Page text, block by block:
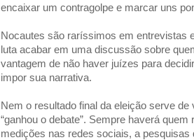
encaixar um contragolpe e marcar uns
Nocautes são raríssimos em entrevistas
luta acabar em uma discussão sobre
vantagem de não haver juízes para
impor sua narrativa.
Nem o resultado final da eleição serve
“ganhou o debate”. Sempre haverá
medições nas redes sociais, a